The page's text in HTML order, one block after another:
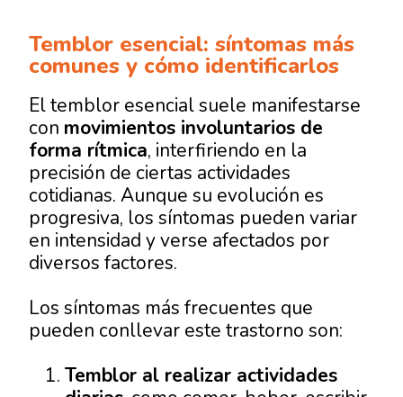
Temblor esencial: síntomas más
comunes y cómo identificarlos
El temblor esencial suele manifestarse
con movimientos involuntarios de
forma rítmica, interfiriendo en la
precisión de ciertas actividades
cotidianas. Aunque su evolución es
progresiva, los síntomas pueden variar
en intensidad y verse afectados por
diversos factores.
Los síntomas más frecuentes que
pueden conllevar este trastorno son:
Temblor al realizar actividades